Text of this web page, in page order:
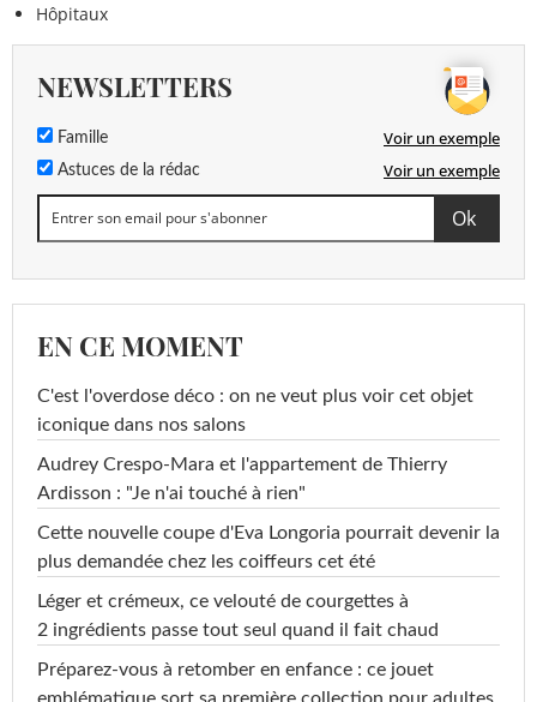
Hôpitaux
NEWSLETTERS
Famille Voir un exemple
Astuces de la rédac Voir un exemple
EN CE MOMENT
C'est l'overdose déco : on ne veut plus voir cet objet
iconique dans nos salons
Audrey Crespo-Mara et l'appartement de Thierry
Ardisson : "Je n'ai touché à rien"
Cette nouvelle coupe d'Eva Longoria pourrait devenir la
plus demandée chez les coiffeurs cet été
Léger et crémeux, ce velouté de courgettes à
2 ingrédients passe tout seul quand il fait chaud
Préparez-vous à retomber en enfance : ce jouet